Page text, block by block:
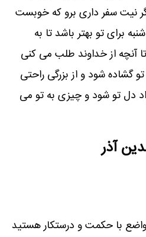
نیت سفر داری برو که خوبست
برای تو بهتر باشد تا به
آنچه از خداوند طلب می کنی
گشاده شود و از بزرگی راحتی
دل تو شود و چیزی به تو می
آذر
با حکمت و درستکار هستید